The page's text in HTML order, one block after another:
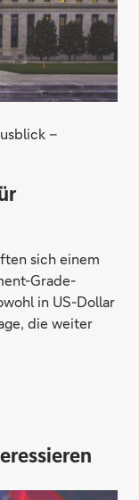
–
sich einem
Grade-
in US-Dollar
die weiter